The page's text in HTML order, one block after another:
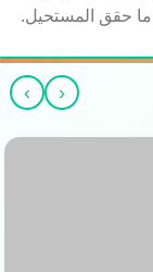
ما حقق المستحيل.
‹
›